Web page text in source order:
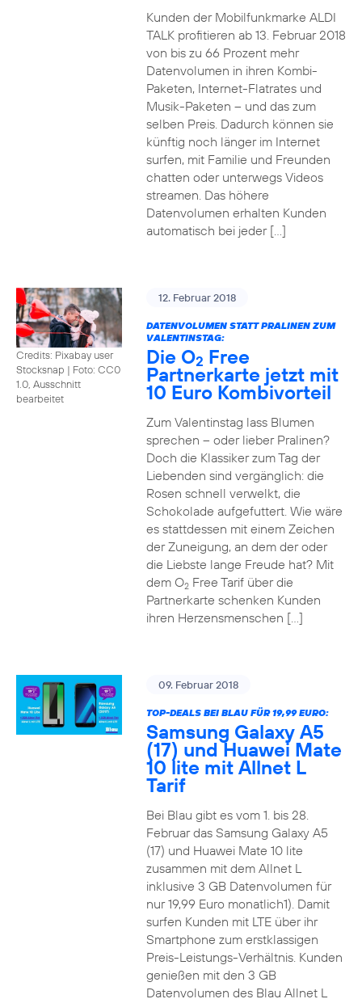
Kunden der Mobilfunkmarke ALDI
TALK profitieren ab 13. Februar 2018
von bis zu 66 Prozent mehr
Datenvolumen in ihren Kombi-
Paketen, Internet-Flatrates und
Musik-Paketen – und das zum
selben Preis. Dadurch können sie
künftig noch länger im Internet
surfen, mit Familie und Freunden
chatten oder unterwegs Videos
streamen. Das höhere
Datenvolumen erhalten Kunden
automatisch bei jeder […]
Credits: Pixabay user
Stocksnap | Foto: CC0
1.0, Ausschnitt
bearbeitet
12. Februar 2018
DATENVOLUMEN STATT PRALINEN ZUM
VALENTINSTAG:
Die O2 Free
Partnerkarte jetzt mit
10 Euro Kombivorteil
Zum Valentinstag lass Blumen
sprechen – oder lieber Pralinen?
Doch die Klassiker zum Tag der
Liebenden sind vergänglich: die
Rosen schnell verwelkt, die
Schokolade aufgefuttert. Wie wäre
es stattdessen mit einem Zeichen
der Zuneigung, an dem der oder
die Liebste lange Freude hat? Mit
dem O2Free Tarif über die
Partnerkarte schenken Kunden
ihren Herzensmenschen […]
09. Februar 2018
TOP-DEALS BEI BLAU FÜR 19,99 EURO:
Samsung Galaxy A5
(17) und Huawei Mate
10 lite mit Allnet L
Tarif
Bei Blau gibt es vom 1. bis 28.
Februar das Samsung Galaxy A5
(17) und Huawei Mate 10 lite
zusammen mit dem Allnet L
inklusive 3 GB Datenvolumen für
nur 19,99 Euro monatlich1). Damit
surfen Kunden mit LTE über ihr
Smartphone zum erstklassigen
Preis-Leistungs-Verhältnis. Kunden
genießen mit den 3 GB
Datenvolumen des Blau Allnet L